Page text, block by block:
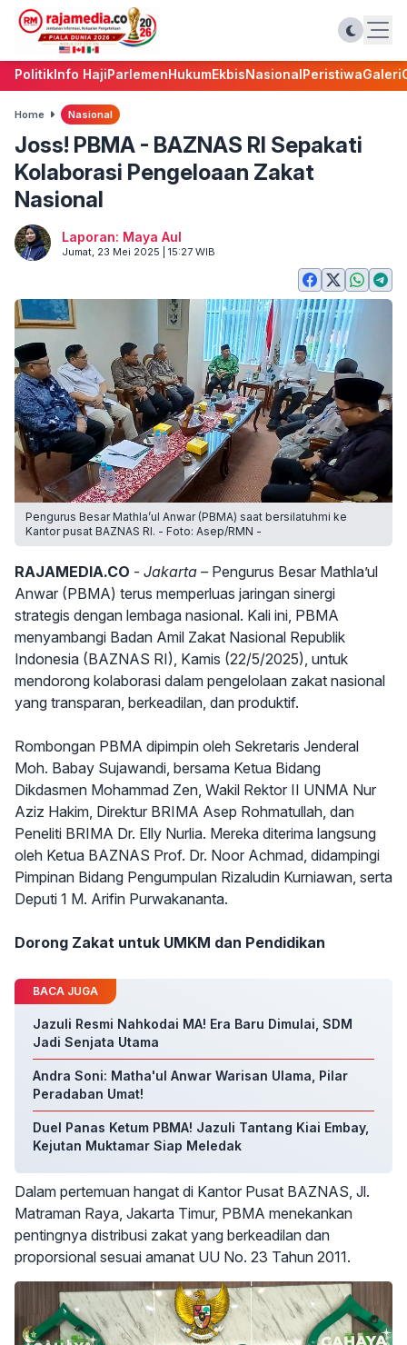
PolitikInfo HajiParlemenHukumEkbisNasionalPeristiwaGaleri
Home Nasional
Joss! PBMA - BAZNAS RI Sepakati
Kolaborasi Pengeloaan Zakat
Nasional
Laporan: Maya Aul
Jumat, 23 Mei 2025 | 15:27 WIB
Pengurus Besar Mathla’ul Anwar (PBMA) saat bersilatuhmi ke
Kantor pusat BAZNAS RI. - Foto: Asep/RMN -
RAJAMEDIA.CO - Jakarta –Pengurus Besar Mathla’ul
Anwar (PBMA) terus memperluas jaringan sinergi
strategis dengan lembaga nasional. Kali ini, PBMA
menyambangi Badan Amil Zakat Nasional Republik
Indonesia (BAZNAS RI), Kamis (22/5/2025), untuk
mendorong kolaborasi dalam pengelolaan zakat nasional
yang transparan, berkeadilan, dan produktif.
Rombongan PBMA dipimpin oleh Sekretaris Jenderal
Moh. Babay Sujawandi, bersama Ketua Bidang
Dikdasmen Mohammad Zen, Wakil Rektor II UNMA Nur
Aziz Hakim, Direktur BRIMA Asep Rohmatullah, dan
Peneliti BRIMA Dr. Elly Nurlia. Mereka diterima langsung
oleh Ketua BAZNAS Prof. Dr. Noor Achmad, didampingi
Pimpinan Bidang Pengumpulan Rizaludin Kurniawan, serta
Deputi 1 M. Arifin Purwakananta.
Dorong Zakat untuk UMKM dan Pendidikan
BACA JUGA
Jazuli Resmi Nahkodai MA! Era Baru Dimulai, SDM
Jadi Senjata Utama
Andra Soni: Matha'ul Anwar Warisan Ulama, Pilar
Peradaban Umat!
Duel Panas Ketum PBMA! Jazuli Tantang Kiai Embay,
Kejutan Muktamar Siap Meledak
Dalam pertemuan hangat di Kantor Pusat BAZNAS, Jl.
Matraman Raya, Jakarta Timur, PBMA menekankan
pentingnya distribusi zakat yang berkeadilan dan
proporsional sesuai amanat UU No. 23 Tahun 2011.